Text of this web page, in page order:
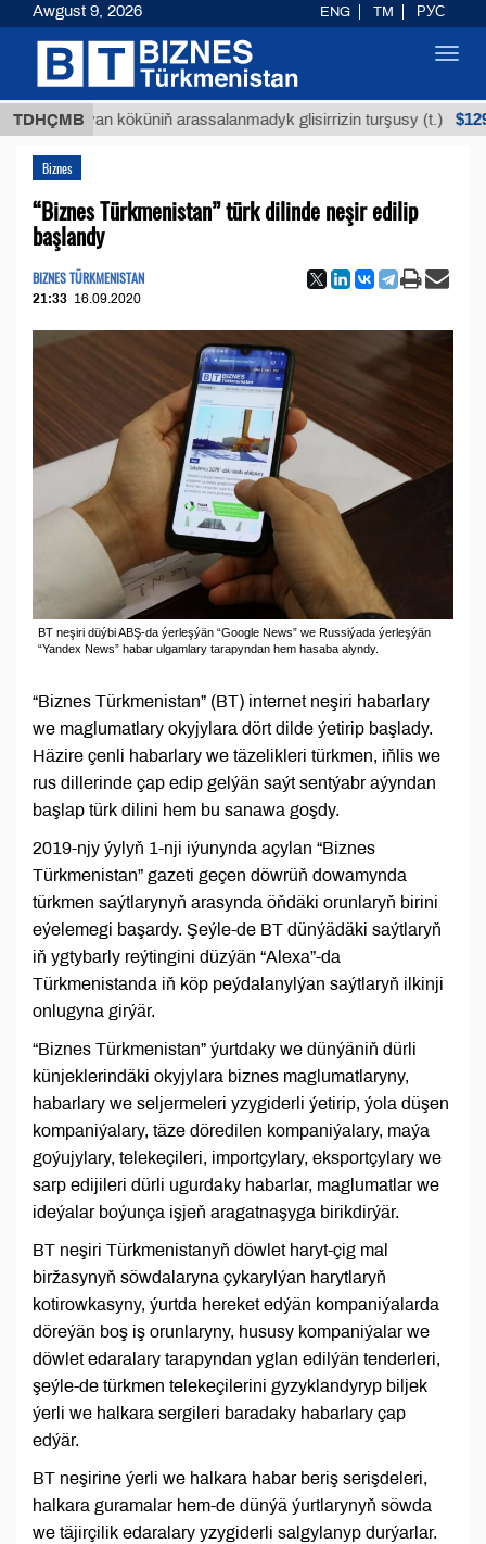
TDHÇMB
Buýan köküniň arassalanmadyk glisirrizin turşusy (t.) $12935,18
Biznes
“Biznes Türkmenistan” türk dilinde neşir edilip
başlandy
BIZNES TÜRKMENISTAN
21:33 16.09.2020
BT neşiri düýbi ABŞ-da ýerleşýän “Google News” we Russiýada ýerleşýän
“Yandex News” habar ulgamlary tarapyndan hem hasaba alyndy.
“Biznes Türkmenistan” (BT) internet neşiri habarlary
we maglumatlary okyjylara dört dilde ýetirip başlady.
Häzire çenli habarlary we täzelikleri türkmen, iňlis we
rus dillerinde çap edip gelýän saýt sentýabr aýyndan
başlap türk dilini hem bu sanawa goşdy.
2019-njy ýylyň 1-nji iýunynda açylan “Biznes
Türkmenistan” gazeti geçen döwrüň dowamynda
türkmen saýtlarynyň arasynda öňdäki orunlaryň birini
eýelemegi başardy. Şeýle-de BT dünýädäki saýtlaryň
iň ygtybarly reýtingini düzýän “Alexa”-da
Türkmenistanda iň köp peýdalanylýan saýtlaryň ilkinji
onlugyna girýär.
“Biznes Türkmenistan” ýurtdaky we dünýäniň dürli
künjeklerindäki okyjylara biznes maglumatlaryny,
habarlary we seljermeleri yzygiderli ýetirip, ýola düşen
kompaniýalary, täze döredilen kompaniýalary, maýa
goýujylary, telekeçileri, importçylary, eksportçylary we
sarp edijileri dürli ugurdaky habarlar, maglumatlar we
ideýalar boýunça işjeň aragatnaşyga birikdirýär.
BT neşiri Türkmenistanyň döwlet haryt-çig mal
biržasynyň söwdalaryna çykarylýan harytlaryň
kotirowkasyny, ýurtda hereket edýän kompaniýalarda
döreýän boş iş orunlaryny, hususy kompaniýalar we
döwlet edaralary tarapyndan yglan edilýän tenderleri,
şeýle-de türkmen telekeçilerini gyzyklandyryp biljek
ýerli we halkara sergileri baradaky habarlary çap
edýär.
BT neşirine ýerli we halkara habar beriş serişdeleri,
halkara guramalar hem-de dünýä ýurtlarynyň söwda
we täjirçilik edaralary yzygiderli salgylanyp durýarlar.
Awgust 9, 2026 ENG TM РУС